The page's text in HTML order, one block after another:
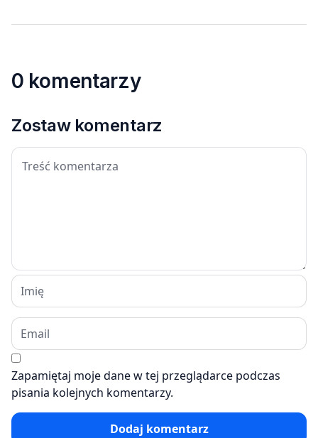
0 komentarzy
Zostaw komentarz
Zapamiętaj moje dane w tej przeglądarce podczas
pisania kolejnych komentarzy.
Dodaj komentarz